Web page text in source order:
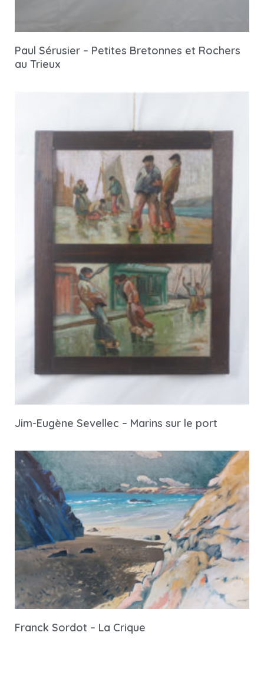
Paul Sérusier – Petites Bretonnes et Rochers
au Trieux
Jim-Eugène Sevellec – Marins sur le port
Franck Sordot – La Crique